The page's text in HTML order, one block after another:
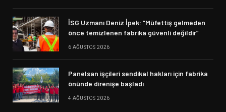
İSG Uzmanı Deniz İpek: “Müfettiş gelmeden
önce temizlenen fabrika güvenli değildir”
6 AĞUSTOS 2026
Panelsan işçileri sendikal hakları için fabrika
önünde direnişe başladı
4 AĞUSTOS 2026